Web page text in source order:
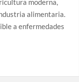
moderna,
alimentaria.
a enfermedades